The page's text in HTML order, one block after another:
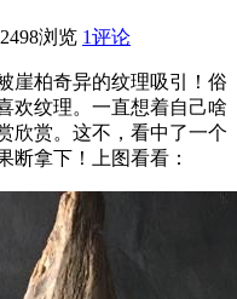
2498浏览 1评论
崖柏奇异的纹理吸引！俗
欢纹理。一直想着自己啥
欣赏。这不，看中了一个
断拿下！上图看看：